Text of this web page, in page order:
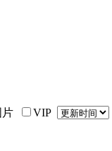
片
VIP